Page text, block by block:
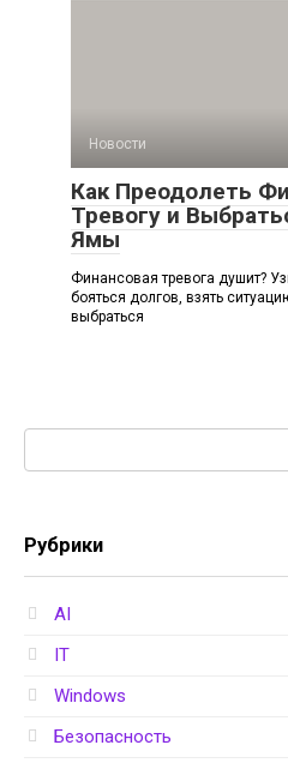
Новости
Как Преодолеть
Тревогу и
Ямы
Финансовая тревога душит?
бояться долгов, взять
выбраться
Рубрики
AI
IT
Windows
Безопасность